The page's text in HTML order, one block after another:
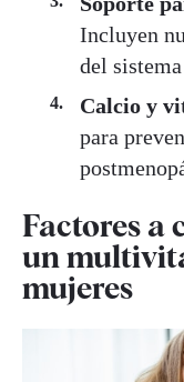
Incluyen
del
Calcio y
para
Factores a
un
mujeres